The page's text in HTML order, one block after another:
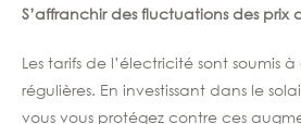
S’affranchir des fluctuations des prix
Les tarifs de l’électricité sont soumis
régulières. En investissant dans le
vous vous protégez contre ces